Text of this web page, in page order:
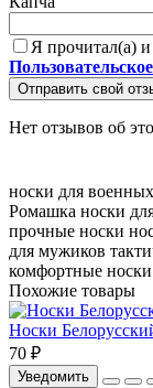
Я прочитал(а) и
Отправить свой
Нет отзывов об
носки для военных
Ромашка носки
прочные носки
для мужиков
комфортные носки
Похожие товары
Носки
70 ₽
Уведомить